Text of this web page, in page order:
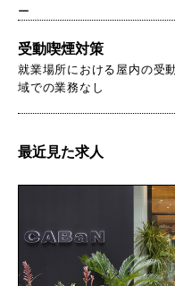
ー
受動喫煙対策
就業場所における屋内の受
域での業務なし
最近見た求人